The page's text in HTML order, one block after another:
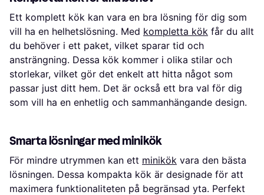
Ett komplett kök kan vara en bra lösning för dig som
vill ha en helhetslösning. Med kompletta kök får du allt
du behöver i ett paket, vilket sparar tid och
ansträngning. Dessa kök kommer i olika stilar och
storlekar, vilket gör det enkelt att hitta något som
passar just ditt hem. Det är också ett bra val för dig
som vill ha en enhetlig och sammanhängande design.
Smarta lösningar med minikök
För mindre utrymmen kan ett minikök vara den bästa
lösningen. Dessa kompakta kök är designade för att
maximera funktionaliteten på begränsad yta. Perfekt